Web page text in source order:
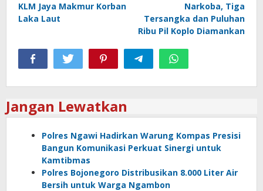
KLM Jaya Makmur Korban
Laka Laut
Narkoba, Tiga
Tersangka dan Puluhan
Ribu Pil Koplo Diamankan
Jangan Lewatkan
Polres Ngawi Hadirkan Warung Kompas Presisi
Bangun Komunikasi Perkuat Sinergi untuk
Kamtibmas
Polres Bojonegoro Distribusikan 8.000 Liter Air
Bersih untuk Warga Ngambon